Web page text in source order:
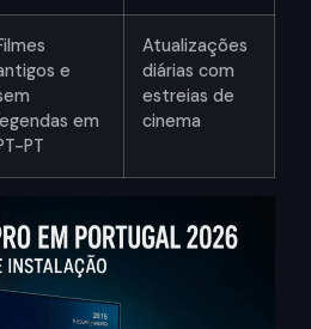
e
legendas em
PT
Atualizações
diárias com
estreias de
cinema